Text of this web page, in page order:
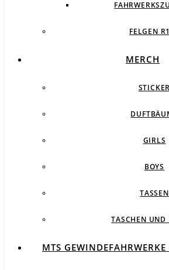
FELGEN
MERCH
STICKER
GIRLS
BOYS
TASSEN
TASCHEN UND
MTS